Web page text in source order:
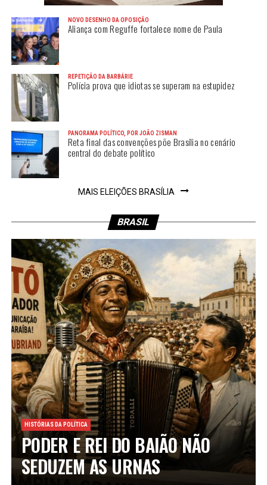
NOVO DESENHO DA OPOSIÇÃO
Aliança com Reguffe fortalece nome de Paula
REPETIÇÃO DA BARBÁRIE
Polícia prova que idiotas se superam na estupidez
PANORAMA POLÍTICO, POR JOÃO ZISMAN
Reta final das convenções põe Brasília no cenário
central do debate político
MAIS ELEIÇÕES BRASÍLIA
BRASIL
HISTÓRIAS DA POLÍTICA
PODER E REI DO BAIÃO NÃO
SEDUZEM AS URNAS